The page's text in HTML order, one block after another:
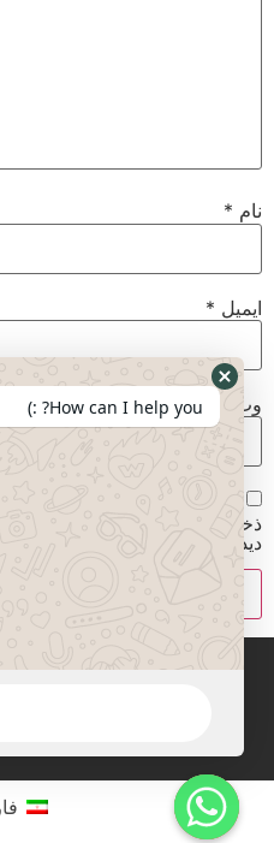
نام *
ایمیل *
وب‌ سایت
ذخیره نام، ایمیل و وبسایت من
دیدگاهی می‌نویسم.
immigration
How can I help you? :)